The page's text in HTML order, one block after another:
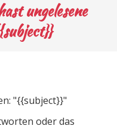
ungelesene
"{{subject}}"
oder das